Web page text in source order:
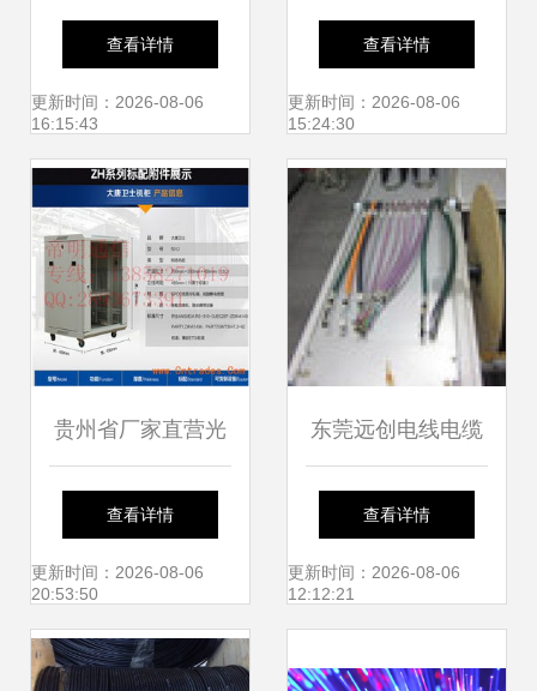
备厂 24芯光缆终端
盒高清细节图解析
查看详情
更新时间：2026-08-06
16:15:43
通信机械厂 光纤跳
线产品列表及特性
解析
查看详情
更新时间：2026-08-06
15:24:30
贵州省厂家直营光
纤光缆 品质卓越，
连接未来
查看详情
更新时间：2026-08-06
20:53:50
东莞远创电线电缆
制品厂 匠心联接未
来，线缆领域的一
查看详情
更新时间：2026-08-06
12:12:21